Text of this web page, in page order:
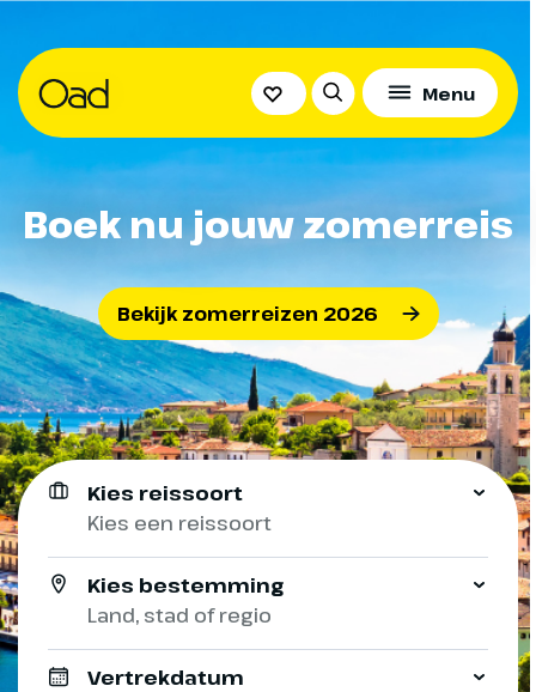
Menu
Boek nu jouw zomerreis
Bekijk zomerreizen 2026
Kies reissoort
Kies een reissoort
Kies bestemming
Land, stad of regio
Vertrekdatum